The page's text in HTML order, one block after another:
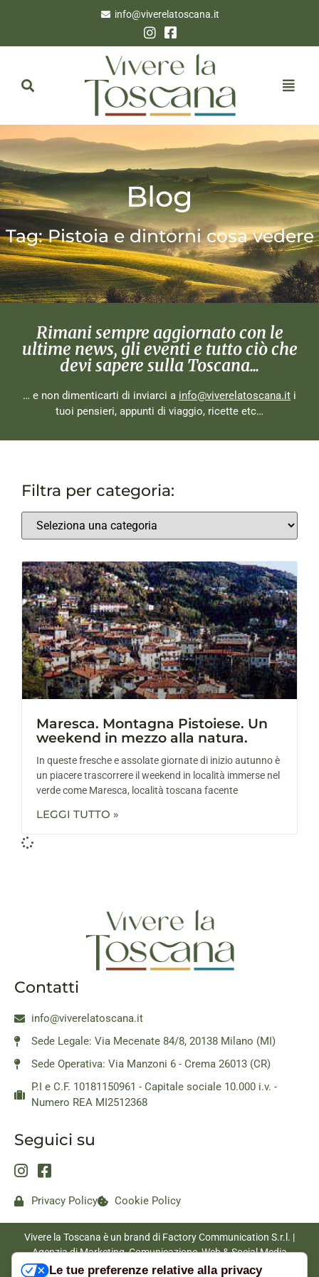
info@viverelatoscana.it
Blog
Tag: Pistoia e dintorni cosa vedere
Rimani sempre aggiornato con le
ultime news, gli eventi e tutto ciò che
devi sapere sulla Toscana...
… e non dimenticarti di inviarci a info@viverelatoscana.it i
tuoi pensieri, appunti di viaggio, ricette etc…
Filtra per categoria:
Maresca. Montagna Pistoiese. Un
weekend in mezzo alla natura.
In queste fresche e assolate giornate di inizio autunno è
un piacere trascorrere il weekend in località immerse nel
verde come Maresca, località toscana facente
LEGGI TUTTO »
Contatti
info@viverelatoscana.it
Sede Legale: Via Mecenate 84/8, 20138 Milano (MI)
Sede Operativa: Via Manzoni 6 - Crema 26013 (CR)
P.I e C.F. 10181150961 - Capitale sociale 10.000 i.v. -
Numero REA MI2512368
Seguici su
Privacy Policy Cookie Policy
Vivere la Toscana è un brand di Factory Communication S.r.l. |
Agenzia di Marketing, Comunicazione, Web & Social Media
|www.factorycommunication.it
Le tue preferenze relative alla privacy